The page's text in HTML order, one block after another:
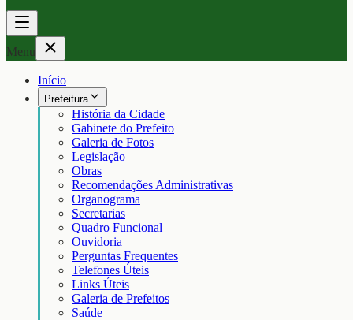
Menu
Início
Prefeitura
História da Cidade
Gabinete do Prefeito
Galeria de Fotos
Legislação
Obras
Recomendações Administrativas
Organograma
Secretarias
Quadro Funcional
Ouvidoria
Perguntas Frequentes
Telefones Úteis
Links Úteis
Galeria de Prefeitos
Saúde